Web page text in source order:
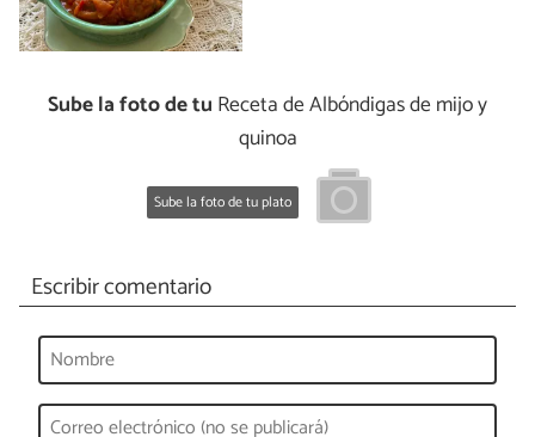
Sube la foto de tu Receta de Albóndigas de mijo y
quinoa
Sube la foto de tu plato
Escribir comentario